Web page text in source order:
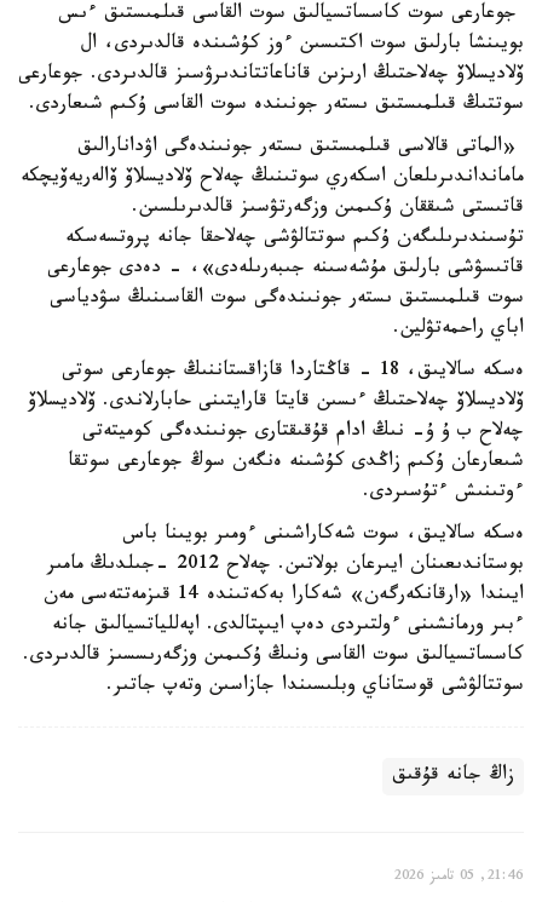
جوعارعى سوت كاسساتسيالىق سوت القاسى قىلمىستىق ءىس
بويىنشا بارلىق سوت اكتىسىن ءوز كۇشىندە قالدىردى، ال
ۆلاديسلاۆ چەلاحتىڭ ارىزىن قاناعاتتاندىرۋسىز قالدىردى. جوعارعى
سوتتىڭ قىلمىستىق ىستەر جونىندە سوت القاسى ۇكىم شىعاردى.
«الماتى قالاسى قىلمىستىق ىستەر جونىندەگى اۋدانارالىق
مامانداندىرىلعان اسكەري سوتىنىڭ چەلاح ۆلاديسلاۆ ۆالەريەۆيچكە
قاتىستى شىققان ۇكىمىن وزگەرتۋسىز قالدىرىلسىن.
تۇسىندىرىلىگەن ۇكىم سوتتالۋشى چەلاحقا جانە پروتسەسكە
قاتىسۋشى بارلىق مۇشەسىنە جىبەرىلەدى»، - دەدى جوعارعى
سوت قىلمىستىق ىستەر جونىندەگى سوت القاسىنىڭ سۋدياسى
اباي راحمەتۋلين.
ەسكە سالايىق، 18 - قاڭتاردا قازاقستاننىڭ جوعارعى سوتى
ۆلاديسلاۆ چەلاحتىڭ ءىسىن قايتا قارايتىنى حابارلاندى. ۆلاديسلاۆ
چەلاح ب ۇ ۇ- نىڭ ادام قۇقىقتارى جونىندەگى كوميتەتى
شىعارعان ۇكىم زاڭدى كۇشىنە ەنگەن سوڭ جوعارعى سوتقا
ءوتىنىش ءتۇسىردى.
ەسكە سالايىق، سوت شەكاراشىنى ءومىر بويىنا باس
بوستاندىعىنان ايىرعان بولاتىن. چەلاح 2012 -جىلدىڭ مامىر
ايىندا «ارقانكەرگەن» شەكارا بەكەتىندە 14 قىزمەتتەسى مەن
ءبىر ورمانشىنى ءولتىردى دەپ ايىپتالدى. اپەللياتسيالىق جانە
كاسساتسيالىق سوت القاسى ونىڭ ۇكىمىن وزگەرىسسىز قالدىردى.
سوتتالۋشى قوستاناي وبلىسىندا جازاسىن وتەپ جاتىر.
زاڭ جانە قۇقىق
21:46, 05 تامىز 2026